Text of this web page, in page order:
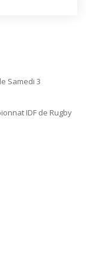
Samedi 3
IDF de Rugby